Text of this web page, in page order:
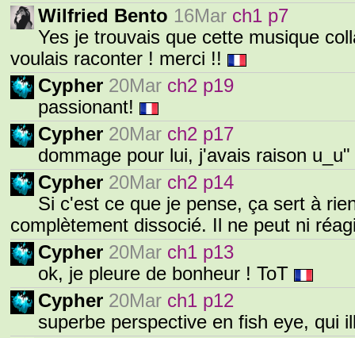
Wilfried Bento 16Mar ch1 p7
Yes je trouvais que cette musique
voulais raconter ! merci !!
Cypher 20Mar ch2 p19
passionant!
Cypher 20Mar ch2 p17
dommage pour lui, j'avais raison u_u"
Cypher 20Mar ch2 p14
Si c'est ce que je pense, ça sert à
complètement dissocié. Il ne peut ni
Cypher 20Mar ch1 p13
ok, je pleure de bonheur ! ToT
Cypher 20Mar ch1 p12
superbe perspective en fish eye, qui